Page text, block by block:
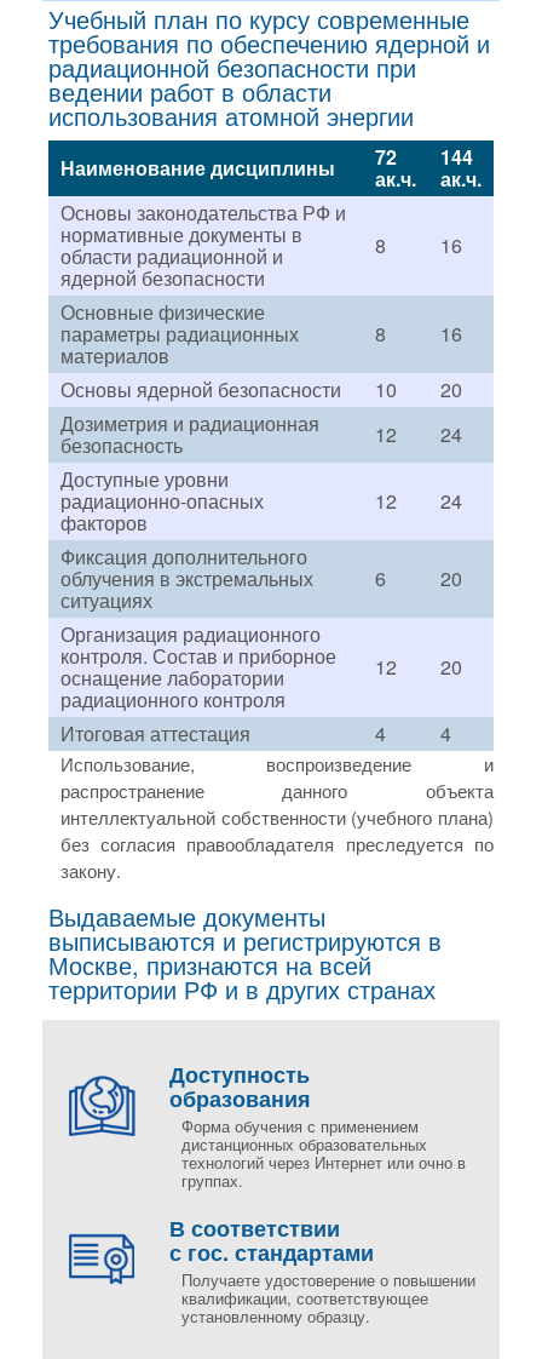
Учебный план по курсу современные
требования по обеспечению ядерной и
радиационной безопасности при
ведении работ в области
использования атомной энергии
Наименование дисциплины 72
ак.ч.
144
ак.ч.
Основы законодательства РФ и
нормативные документы в
области радиационной и
ядерной безопасности
8 16
Основные физические
параметры радиационных
материалов
8
16
Основы ядерной безопасности
10
20
Дозиметрия и радиационная
безопасность 12
24
Доступные уровни
радиационно-опасных
факторов
12
24
Фиксация дополнительного
облучения в экстремальных
ситуациях
6
20
Организация радиационного
контроля. Состав и приборное
оснащение лаборатории
радиационного контроля
12 20
Итоговая аттестация 4 4
Использование, воспроизведение и
распространение данного объекта
интеллектуальной собственности (учебного плана)
без согласия правообладателя преследуется по
закону.
Выдаваемые документы
выписываются и регистрируются в
Москве, признаются на всей
территории РФ и в других странах
Доступность
образования
Форма обучения с применением
дистанционных образовательных
технологий через Интернет или очно в
группах.
В соответствии
с гос. стандартами
Получаете удостоверение о повышении
квалификации, соответствующее
установленному образцу.